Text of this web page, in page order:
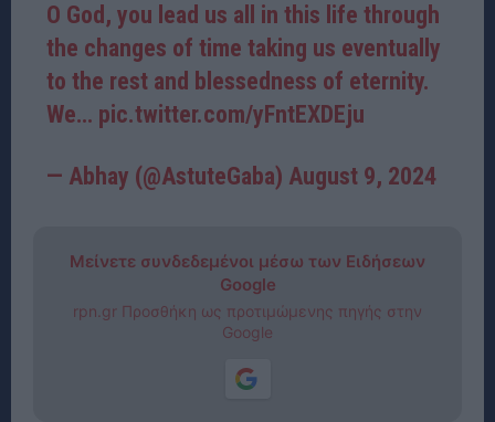
O God, you lead us all in this life through
the changes of time taking us eventually
to the rest and blessedness of eternity.
We… pic.twitter.com/yFntEXDEju
— Abhay (@AstuteGaba) August 9, 2024
Μείνετε συνδεδεμένοι μέσω των Ειδήσεων
Google
rpn.gr Προσθήκη ως προτιμώμενης πηγής στην
Google